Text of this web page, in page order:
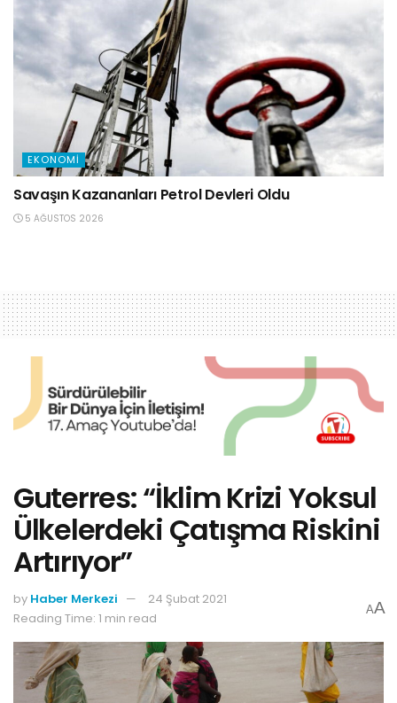
EKONOMI
Savaşın Kazananları Petrol Devleri Oldu
5 AĞUSTOS 2026
Guterres: “İklim Krizi Yoksul
Ülkelerdeki Çatışma Riskini
Artırıyor”
by Haber Merkezi
24 Şubat 2021
Reading Time: 1 min read
AA